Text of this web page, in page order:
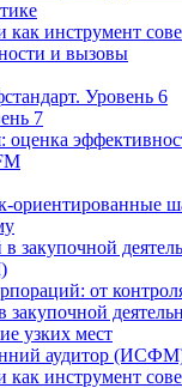
как инструмент
и вызовы
Уровень 6
7
ориентированные
закупочной
от
узких мест
аудитор
как инструмент